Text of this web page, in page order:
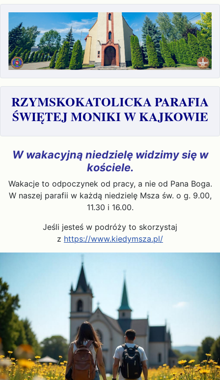
RZYMSKOKATOLICKA PARAFIA
ŚWIĘTEJ MONIKI W KAJKOWIE
W wakacyjną niedzielę widzimy się w
kościele.
Wakacje to odpoczynek od pracy, a nie od Pana Boga.
W naszej parafii w każdą niedzielę Msza św. o g. 9.00,
11.30 i 16.00.
Jeśli jesteś w podróży to skorzystaj
z https://www.kiedymsza.pl/